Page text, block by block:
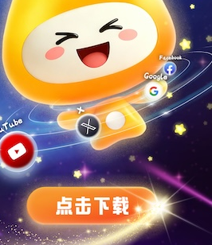
支持[0] 反对[0]
旋风加速器
软件中心 雷霆加速
狂飙加速器